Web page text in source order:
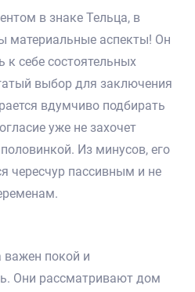
в знаке Тельца, в
материальные аспекты! Он
себе состоятельных
выбор для заключения
вдумчиво подбирать
уже не захочет
Из минусов, его
чересчур пассивным и не
важен покой и
Они рассматривают дом